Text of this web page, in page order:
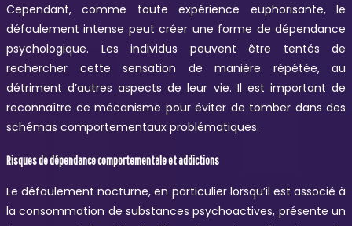
Cependant, comme toute expérience euphorisante, le
défoulement intense peut créer une forme de dépendance
psychologique. Les individus peuvent être tentés de
rechercher cette sensation de manière répétée, au
détriment d’autres aspects de leur vie. Il est important de
reconnaître ce mécanisme pour éviter de tomber dans des
schémas comportementaux problématiques.
Risques de dépendance comportementale et addictions
Le défoulement nocturne, en particulier lorsqu’il est associé à
la consommation de substances psychoactives, présente un